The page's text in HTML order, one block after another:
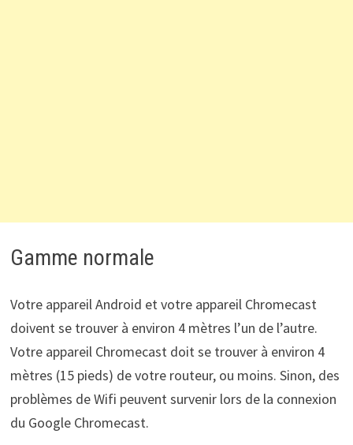
Gamme normale
Votre appareil Android et votre appareil Chromecast
doivent se trouver à environ 4 mètres l’un de l’autre.
Votre appareil Chromecast doit se trouver à environ 4
mètres (15 pieds) de votre routeur, ou moins. Sinon, des
problèmes de Wifi peuvent survenir lors de la connexion
du Google Chromecast.